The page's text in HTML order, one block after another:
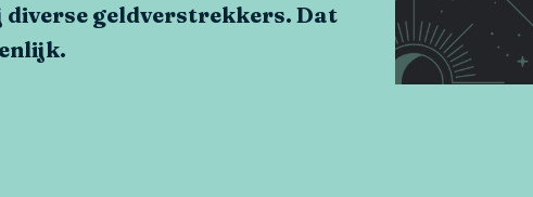
diverse geldverstrekkers. Dat